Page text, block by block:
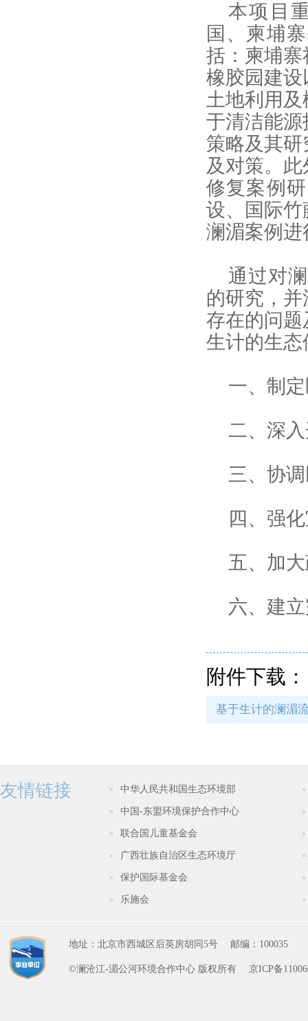
本项目
国、柬埔
括：柬埔
橡胶园建
土地利用
于清洁能
策略及其
及对策。
修复案例
设、国际
澜湄案例
通过对
的研究，
存在的问
生计的生
一、制
二、深
三、协
四、强
五、加
六、建
附件下载：
基于生计的澜湄
友情链接 中华人民共和国生态环境部
中国-东盟环境保护合作中心
联合国儿童基金会
广西壮族自治区生态环境厅
保护国际基金会
乐施会
地址：北京市西城区后英房胡同5号 邮编：100035
©澜沧江-湄公河环境合作中心 版权所有 京ICP备